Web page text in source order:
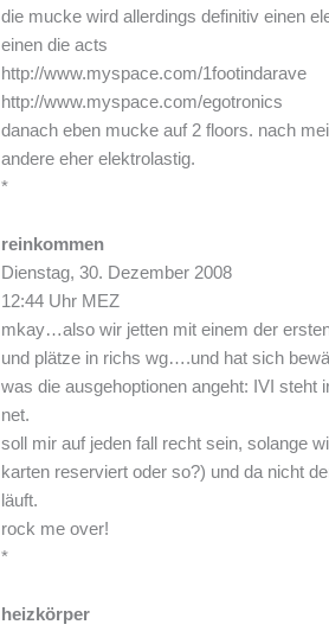
die mucke wird allerdings definitiv einen
einen die acts
http://www.myspace.com/1footindarave
http://www.myspace.com/egotronics
danach eben mucke auf 2 floors. nach
andere eher elektrolastig.
*
reinkommen
Dienstag, 30. Dezember 2008
12:44 Uhr MEZ
mkay…also wir jetten mit einem der
und plätze in richs wg….und hat sich
was die ausgehoptionen angeht: IVI
net.
soll mir auf jeden fall recht sein, solange
karten reserviert oder so?) und da nicht
läuft.
rock me over!
*
heizkörper